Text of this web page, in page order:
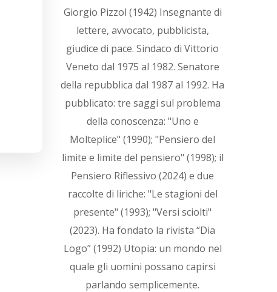
Giorgio Pizzol (1942) Insegnante di
lettere, avvocato, pubblicista,
giudice di pace. Sindaco di Vittorio
Veneto dal 1975 al 1982. Senatore
della repubblica dal 1987 al 1992. Ha
pubblicato: tre saggi sul problema
della conoscenza: "Uno e
Molteplice" (1990); "Pensiero del
limite e limite del pensiero" (1998); il
Pensiero Riflessivo (2024) e due
raccolte di liriche: "Le stagioni del
presente" (1993); "Versi sciolti"
(2023). Ha fondato la rivista “Dia
Logo” (1992) Utopia: un mondo nel
quale gli uomini possano capirsi
parlando semplicemente.